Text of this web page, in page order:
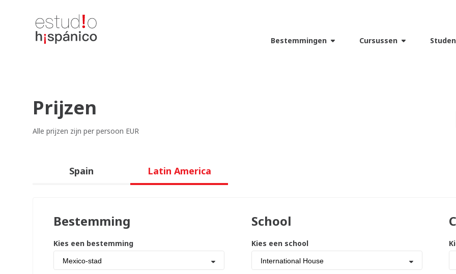
Bestemmingen Cursussen
Prijzen
Alle prijzen zijn per persoon EUR
Spain Latin America
Bestemming
Kies een bestemming
Mexico-stad
School
Kies een school
International House